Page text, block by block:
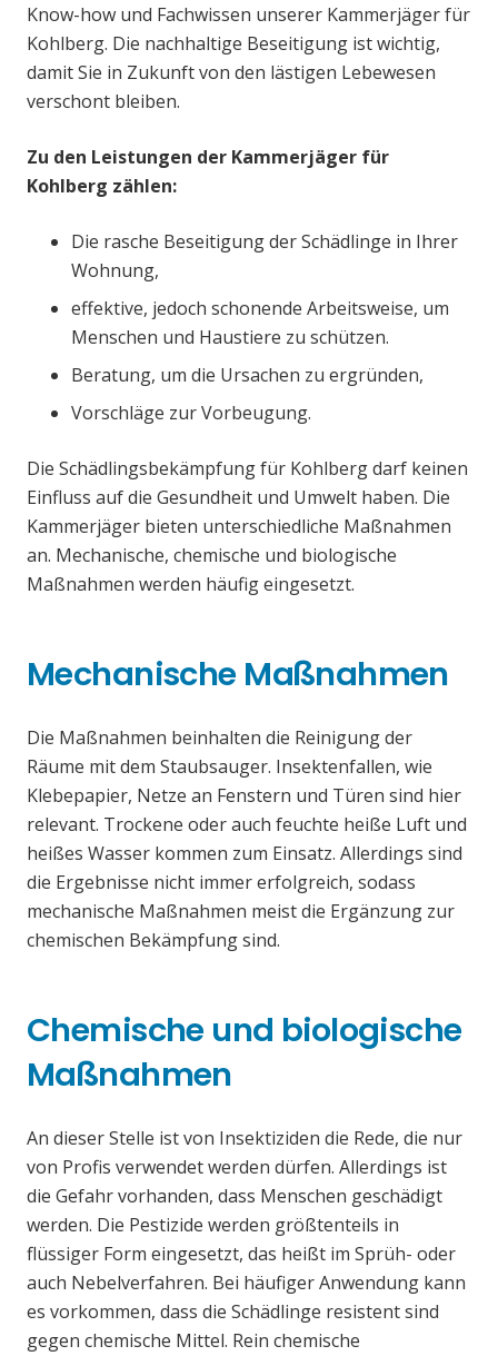
Know-how und Fachwissen unserer Kammerjäger für
Kohlberg. Die nachhaltige Beseitigung ist wichtig,
damit Sie in Zukunft von den lästigen Lebewesen
verschont bleiben.
Zu den Leistungen der Kammerjäger für
Kohlberg zählen:
Die rasche Beseitigung der Schädlinge in Ihrer
Wohnung,
effektive, jedoch schonende Arbeitsweise, um
Menschen und Haustiere zu schützen.
Beratung, um die Ursachen zu ergründen,
Vorschläge zur Vorbeugung.
Die Schädlingsbekämpfung für Kohlberg darf keinen
Einfluss auf die Gesundheit und Umwelt haben. Die
Kammerjäger bieten unterschiedliche Maßnahmen
an. Mechanische, chemische und biologische
Maßnahmen werden häufig eingesetzt.
Mechanische Maßnahmen
Die Maßnahmen beinhalten die Reinigung der
Räume mit dem Staubsauger. Insektenfallen, wie
Klebepapier, Netze an Fenstern und Türen sind hier
relevant. Trockene oder auch feuchte heiße Luft und
heißes Wasser kommen zum Einsatz. Allerdings sind
die Ergebnisse nicht immer erfolgreich, sodass
mechanische Maßnahmen meist die Ergänzung zur
chemischen Bekämpfung sind.
Chemische und biologische
Maßnahmen
An dieser Stelle ist von Insektiziden die Rede, die nur
von Profis verwendet werden dürfen. Allerdings ist
die Gefahr vorhanden, dass Menschen geschädigt
werden. Die Pestizide werden größtenteils in
flüssiger Form eingesetzt, das heißt im Sprüh- oder
auch Nebelverfahren. Bei häufiger Anwendung kann
es vorkommen, dass die Schädlinge resistent sind
gegen chemische Mittel. Rein chemische